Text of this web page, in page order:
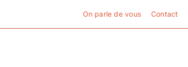
On parle de vous Contact